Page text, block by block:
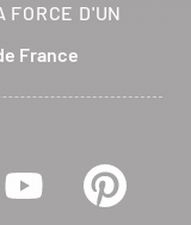
FORCE D'UN
France